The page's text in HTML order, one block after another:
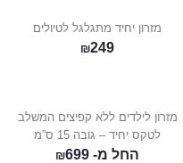
מזרון יחיד מתגלגל לטיולים
₪249
מזרון לילדים ללא קפיצים המשלב
לטקס יחיד – גובה 15 ס”מ
החל מ- ₪699